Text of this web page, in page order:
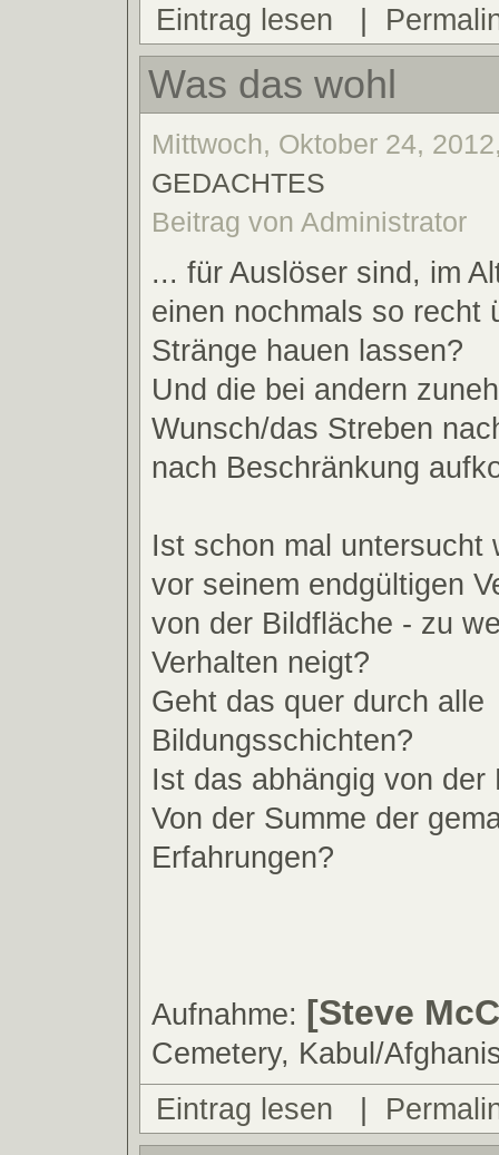
Eintrag lesen |
Was das wohl
Mittwoch, Oktober 24,
GEDACHTES
Beitrag von Administrator
... für Auslöser sind, im
einen nochmals so recht
Stränge hauen lassen?
Und die bei andern
Wunsch/das Streben
nach Beschränkung
Ist schon mal untersucht
vor seinem endgültigen
von der Bildfläche - zu
Verhalten neigt?
Geht das quer durch alle
Bildungsschichten?
Ist das abhängig von der
Von der Summe der
Erfahrungen?
Aufnahme: [Steve
Cemetery, Kabul/
Eintrag lesen
|